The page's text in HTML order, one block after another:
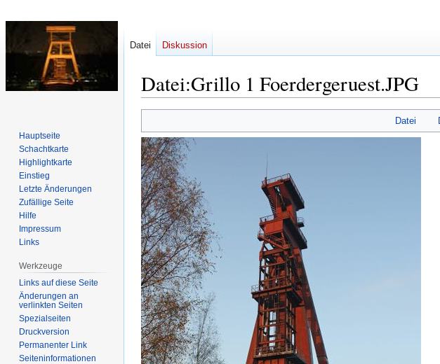
Datei:Grillo 1 Foerdergeruest.JPG
Navigation
springen
Suche
springen
Datei
Datei Diskussion
Hauptseite
Schachtkarte
Highlightkarte
Einstieg
Letzte Änderungen
Zufällige Seite
Hilfe
Impressum
Links
Werkzeuge
Links auf diese Seite
Änderungen an
verlinkten Seiten
Spezialseiten
Druckversion
Permanenter Link
Seiten­­informationen